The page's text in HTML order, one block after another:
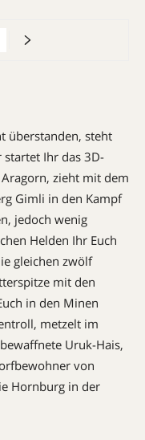
überstanden, steht
startet Ihr das 3D-
zieht mit dem
Gimli in den Kampf
jedoch wenig
Helden Ihr Euch
gleichen zwölf
mit den
in den Minen
metzelt im
Uruk-Hais,
von
Hornburg in der